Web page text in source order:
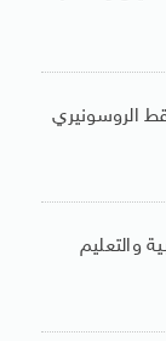
الروسونيري
والتعليم